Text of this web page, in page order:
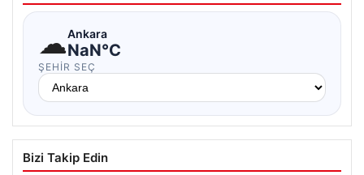
☁Ankara
NaN°C
ŞEHIR SEÇ
Bizi Takip Edin